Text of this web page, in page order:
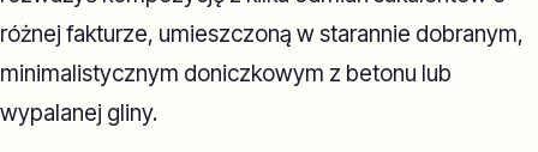
różnej fakturze, umieszczoną w starannie dobranym,
minimalistycznym doniczkowym z betonu lub
wypalanej gliny.